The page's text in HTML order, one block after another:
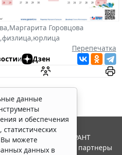
,Маргарита Горовцова
,физлица,юрлица
Перепечатка
и Дзен
данные
и обеспечения
статистических
Вы можете
данных в
2026. Система ГАРАНТ
"Гарант" и ее партнеры